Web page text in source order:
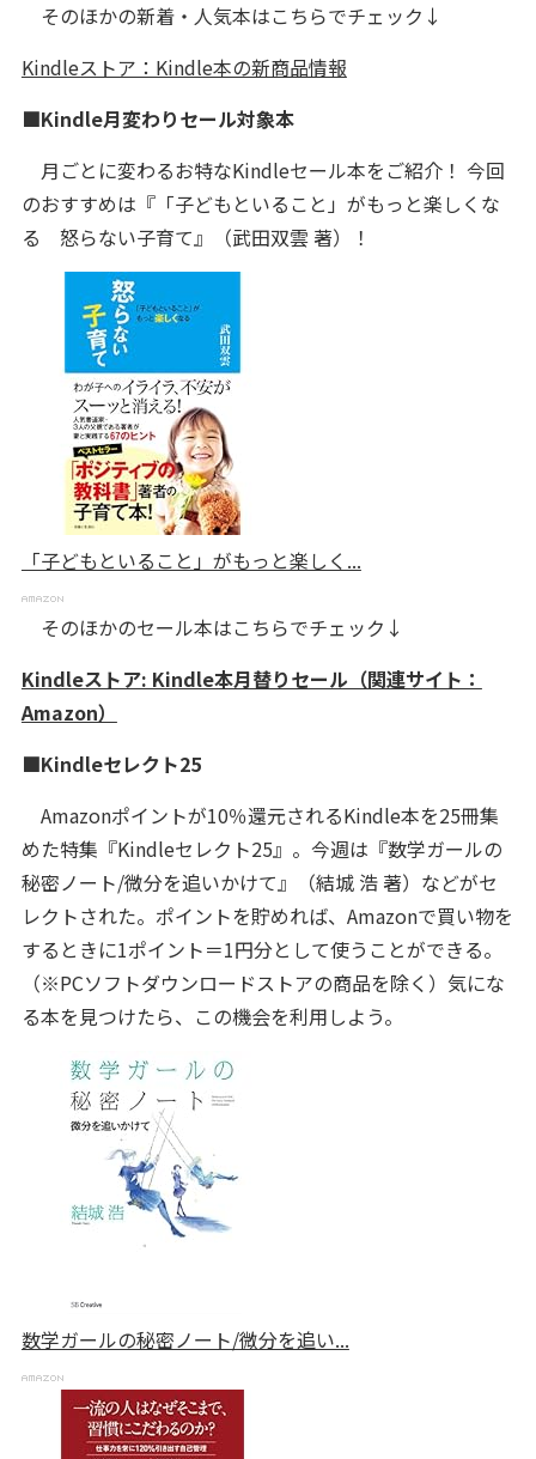
そのほかの新着・人気本はこちらでチェック↓
Kindleストア：Kindle本の新商品情報
■Kindle月変わりセール対象本
月ごとに変わるお特なKindleセール本をご紹介！ 今回
のおすすめは『「子どもといること」がもっと楽しくな
る 怒らない子育て』（武田双雲 著）！
「子どもといること」がもっと楽しく...
そのほかのセール本はこちらでチェック↓
Kindleストア: Kindle本月替りセール（関連サイト：
Amazon）
■Kindleセレクト25
Amazonポイントが10％還元されるKindle本を25冊集
めた特集『Kindleセレクト25』。今週は『数学ガールの
秘密ノート/微分を追いかけて』（結城 浩 著）などがセ
レクトされた。ポイントを貯めれば、Amazonで買い物を
するときに1ポイント＝1円分として使うことができる。
（※PCソフトダウンロードストアの商品を除く）気にな
る本を見つけたら、この機会を利用しよう。
数学ガールの秘密ノート/微分を追い...